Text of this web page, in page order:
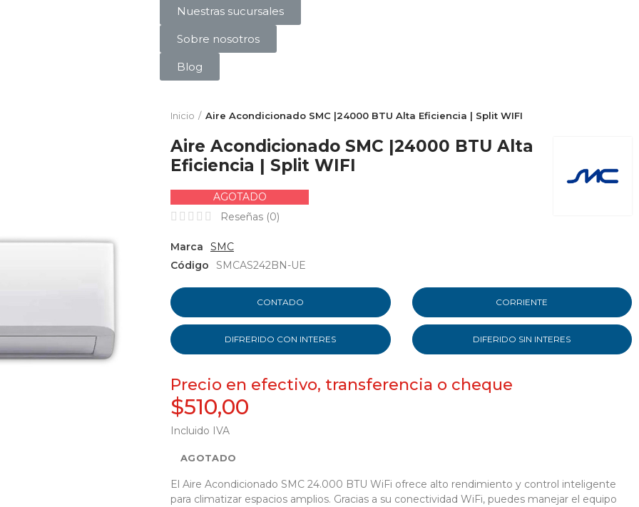
Nuestras sucursales
Sobre nosotros
Blog
Inicio Aire Acondicionado SMC |24000 BTU Alta Eficiencia | Split WIFI
Aire Acondicionado SMC |24000 BTU Alta
Eficiencia | Split WIFI
AGOTADO
Reseñas (0)
Marca
SMC
Código
SMCAS242BN-UE
CONTADO CORRIENTE
DIFRERIDO CON INTERES DIFERIDO SIN INTERES
Precio en efectivo, transferencia o cheque
$510,00
Incluido IVA
AGOTADO
El Aire Acondicionado SMC 24.000 BTU WiFi ofrece alto rendimiento y control inteligente
para climatizar espacios amplios. Gracias a su conectividad WiFi, puedes manejar el equipo